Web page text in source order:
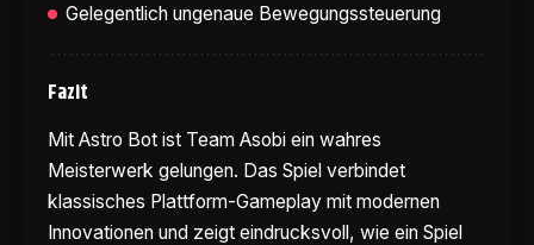
Gelegentlich ungenaue Bewegungssteuerung
Fazit
Mit Astro Bot ist Team Asobi ein wahres
Meisterwerk gelungen. Das Spiel verbindet
klassisches Plattform-Gameplay mit modernen
Innovationen und zeigt eindrucksvoll, wie ein Spiel